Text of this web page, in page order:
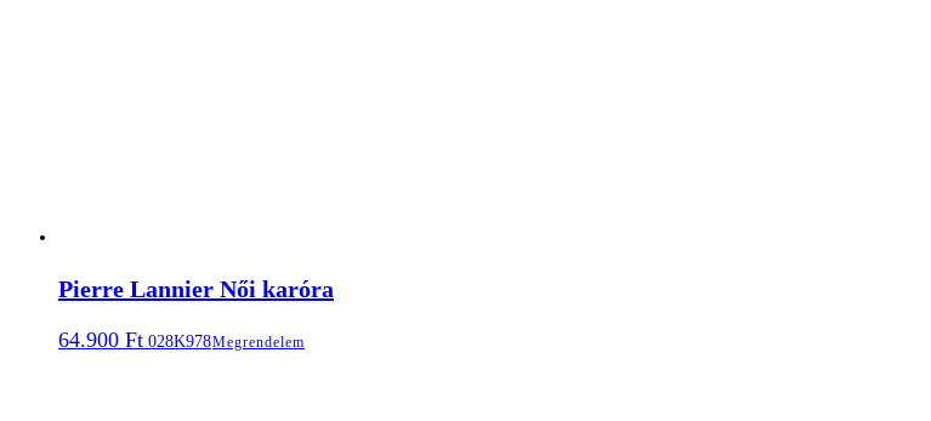
Pierre Lannier Női karóra
64.900 Ft 028K978Megrendelem